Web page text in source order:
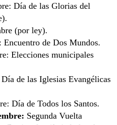
Día de las Glorias del
(por ley).
Encuentro de Dos Mundos.
Elecciones municipales
de las Iglesias Evangélicas
Día de Todos los Santos.
Segunda Vuelta